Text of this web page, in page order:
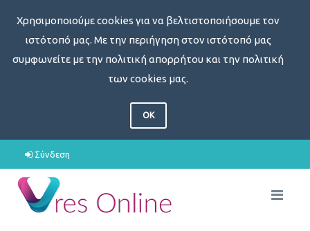
Χρησιμοποιούμε cookies για να βελτιστοποιήσουμε τον
ιστότοπό μας. Με την περιήγηση στον ιστότοπό μας
συμφωνείτε με την πολιτική απορρήτου και την πολιτική
των cookies μας.
OK
Σύνδεση